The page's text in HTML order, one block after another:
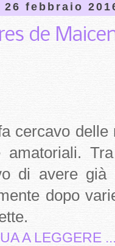
febbraio
de
cercavo
amatoriali.
di avere già
dopo
A LEGGERE